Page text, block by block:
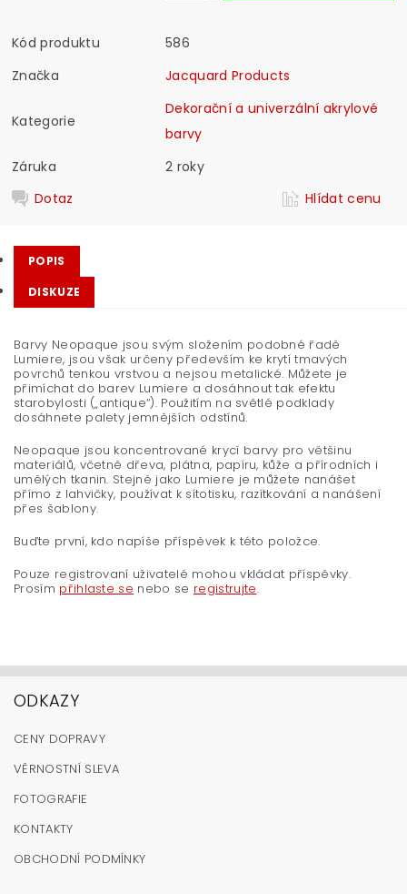
Kód produktu
586
Značka
Jacquard Products
Kategorie
Dekorační a univerzální akrylové
barvy
Záruka
2 roky
Dotaz
Hlídat cenu
POPIS
DISKUZE
Barvy Neopaque jsou svým složením podobné řadě
Lumiere, jsou však určeny především ke krytí tmavých
povrchů tenkou vrstvou a nejsou metalické. Můžete je
přimíchat do barev Lumiere a dosáhnout tak efektu
starobylosti („antique“). Použitím na světlé podklady
dosáhnete palety jemnějších odstínů.
Neopaque jsou koncentrované krycí barvy pro většinu
materiálů, včetně dřeva, plátna, papíru, kůže a přírodních i
umělých tkanin. Stejně jako Lumiere je můžete nanášet
přímo z lahvičky, používat k sítotisku, razítkování a nanášení
přes šablony.
Buďte první, kdo napíše příspěvek k této položce.
Pouze registrovaní uživatelé mohou vkládat příspěvky.
Prosím přihlaste se nebo se registrujte.
ODKAZY
CENY DOPRAVY
VĚRNOSTNÍ SLEVA
FOTOGRAFIE
KONTAKTY
OBCHODNÍ PODMÍNKY